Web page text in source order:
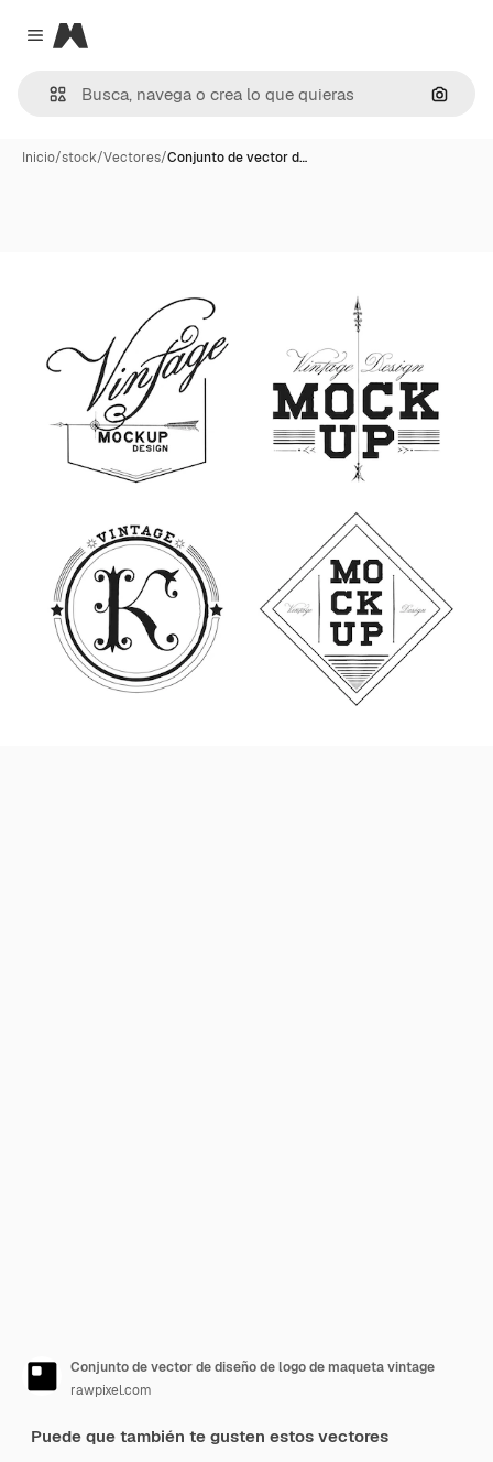
Close menu
Magnific
Inicio/stock/Vectores/Conjunto de vector d…
Conjunto de vector de diseño de logo de maqueta vintage
rawpixel.com
Puede que también te gusten estos vectores